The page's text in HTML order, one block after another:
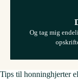
Og tag mig
Tips til honninghjerter